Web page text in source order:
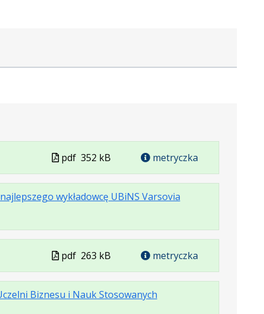
Plik
w
formacie
pdf 352 kB metryczka
wykładowcę UBiNS Varsovia.
formacie:
pdf
.
369
kB
.
w
nowej
Plik
w
formacie
pdf 263 kB metryczka
Biznesu i Nauk Stosowanych